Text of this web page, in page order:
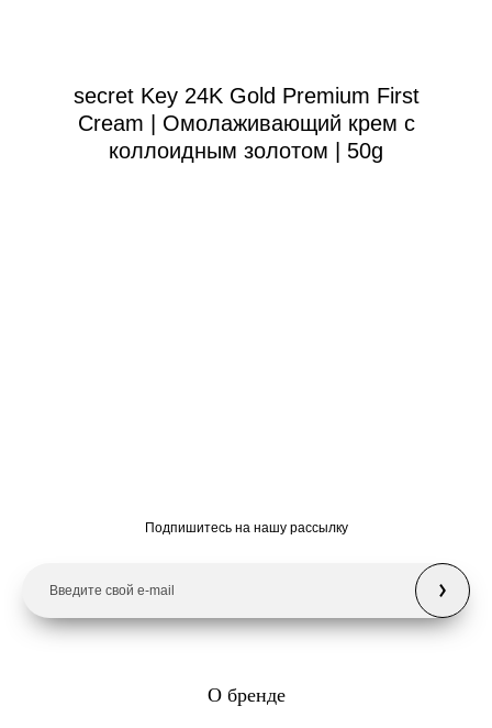
secret Key 24K Gold Premium First
Cream | Омолаживающий крем с
коллоидным золотом | 50g
О бренде
Подпишитесь на нашу рассылку